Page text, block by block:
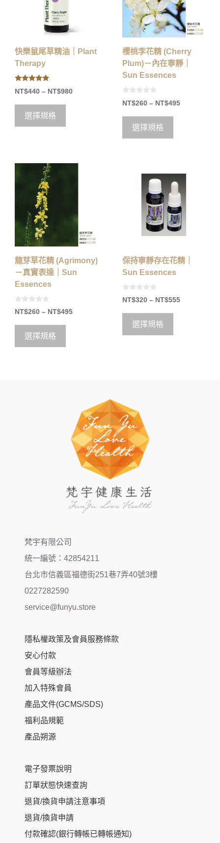
快樂鼠尾草精油｜Plant
Therapy
5.00
out of 5
NT$440 – NT$980
選擇規格
櫻桃李花精 (Cherry
Plum)－內在寧靜｜
Sun Essences
0
o
t
5
NT$260 – NT$495
選擇規格
龍芽草花精 (Agrimony)
－真實表達｜Sun
Essences
0
o
5
NT$260 – NT$495
選擇規格
保持寧靜存在花精｜
Sun Essences
0
o
5
NT$320 – NT$555
選擇規格
梵宇有限公司
統一編號：42854211
台北市信義區福德街251巷7弄40號3樓
0227282590
service@funyu.store
隱私權政策及會員服務條款
安心付款
會員等級辦法
加入特殊會員
產品文件(GCMS/SDS)
福利品規範
產品朔源
電子發票說明
訂單狀態快速查詢
退貨/換貨申請注意事項
退貨/換貨申請
付款確認(銀行轉帳已轉帳通知)